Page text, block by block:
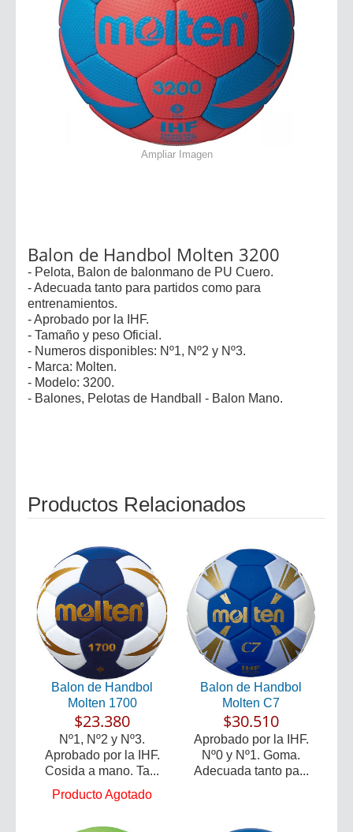
Ampliar Imagen
Balon de Handbol Molten 3200
- Pelota, Balon de balonmano de PU Cuero.
- Adecuada tanto para partidos como para
entrenamientos.
- Aprobado por la IHF.
- Tamaño y peso Oficial.
- Numeros disponibles: Nº1, Nº2 y Nº3.
- Marca: Molten.
- Modelo: 3200.
- Balones, Pelotas de Handball - Balon Mano.
Productos Relacionados
Balon de Handbol
Molten 1700
$23.380
Nº1, Nº2 y Nº3.
Aprobado por la IHF.
Cosida a mano. Ta...
Producto Agotado
Balon de Handbol
Molten C7
$30.510
Aprobado por la IHF.
Nº0 y Nº1. Goma.
Adecuada tanto pa...